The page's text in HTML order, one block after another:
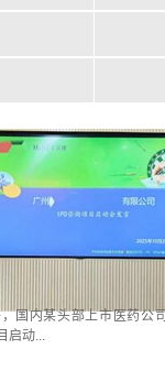
国内某头部上市医药公
启动...